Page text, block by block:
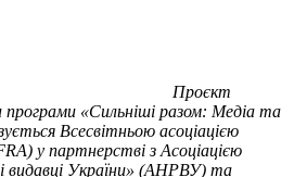
Проєкт
програми «Сильніші разом: Медіа та
Всесвітньою асоціацією
у партнерстві з Асоціацією
видавці України» (АНРВУ) та